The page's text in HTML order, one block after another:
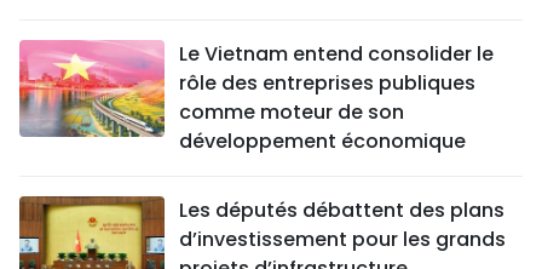
Le Vietnam entend consolider le
rôle des entreprises publiques
comme moteur de son
développement économique
Les députés débattent des plans
d’investissement pour les grands